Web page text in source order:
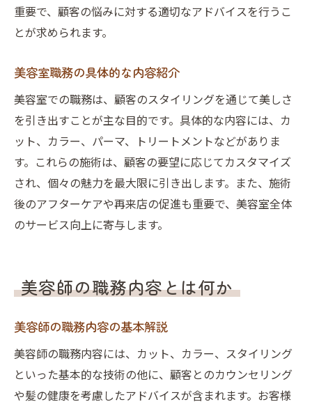
美容室の運営と業務内容の繋がり
美容室での事業内容と職務の関係
異業種から美容師への転職方法
美容師へのキャリアチェンジの秘訣
異業種の経験を活かす美容師職務
転職後の美容師業務習得法
美容師の職務経歴書書き方と異業種
異業種から美容師へ転職の実体験
重要で、顧客の悩みに対する適切なアドバイスを行うこ
とが求められます。
美容室職務の具体的な内容紹介
美容室での職務は、顧客のスタイリングを通じて美しさ
を引き出すことが主な目的です。具体的な内容には、カ
ット、カラー、パーマ、トリートメントなどがありま
す。これらの施術は、顧客の要望に応じてカスタマイズ
され、個々の魅力を最大限に引き出します。また、施術
後のアフターケアや再来店の促進も重要で、美容室全体
のサービス向上に寄与します。
美容師の職務内容とは何か
美容師の職務内容の基本解説
美容師の職務内容には、カット、カラー、スタイリング
といった基本的な技術の他に、顧客とのカウンセリング
や髪の健康を考慮したアドバイスが含まれます。お客様